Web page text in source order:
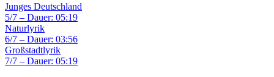
Junges Deutschland
5/7 – Dauer: 05:19
Naturlyrik
6/7 – Dauer: 03:56
Großstadtlyrik
7/7 – Dauer: 05:19